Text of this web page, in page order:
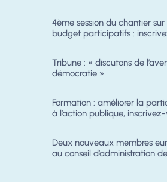
4ème session du chantier sur
budget participatifs :
Tribune : « discutons de
démocratie »
Formation : améliorer la
à l’action publique, inscrivez-
Deux nouveaux membres
au conseil d’administration de